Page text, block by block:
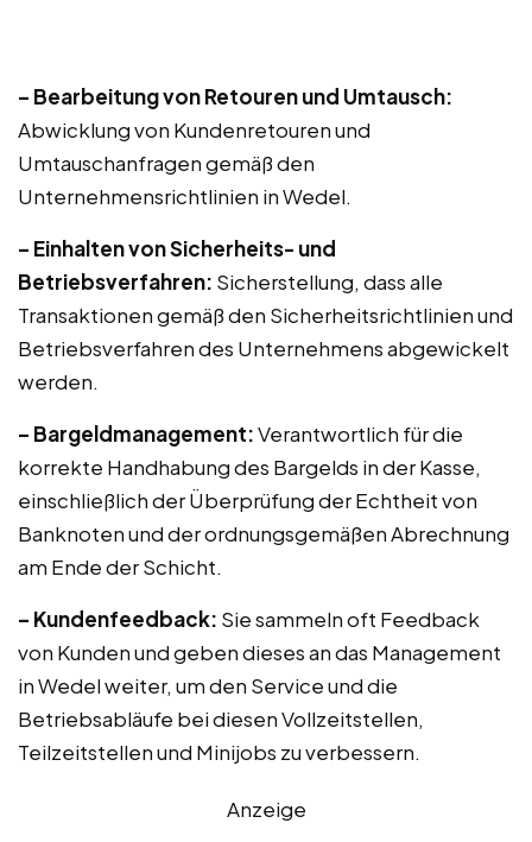
– Bearbeitung von Retouren und Umtausch:
Abwicklung von Kundenretouren und
Umtauschanfragen gemäß den
Unternehmensrichtlinien in Wedel.
– Einhalten von Sicherheits- und
Betriebsverfahren: Sicherstellung, dass alle
Transaktionen gemäß den Sicherheitsrichtlinien und
Betriebsverfahren des Unternehmens abgewickelt
werden.
– Bargeldmanagement:Verantwortlich für die
korrekte Handhabung des Bargelds in der Kasse,
einschließlich der Überprüfung der Echtheit von
Banknoten und der ordnungsgemäßen Abrechnung
am Ende der Schicht.
– Kundenfeedback: Sie sammeln oft Feedback
von Kunden und geben dieses an das Management
in Wedel weiter, um den Service und die
Betriebsabläufe bei diesen Vollzeitstellen,
Teilzeitstellen und Minijobs zu verbessern.
Anzeige